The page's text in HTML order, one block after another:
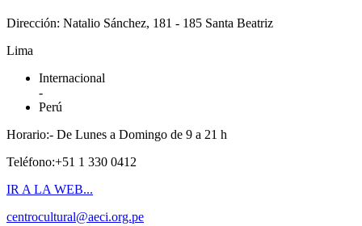
Dirección: Natalio Sánchez, 181 - 185 Santa Beatriz
Lima
Internacional
-
Perú
Horario:- De Lunes a Domingo de 9 a 21 h
Teléfono:+51 1 330 0412
IR A LA WEB...
centrocultural@aeci.org.pe